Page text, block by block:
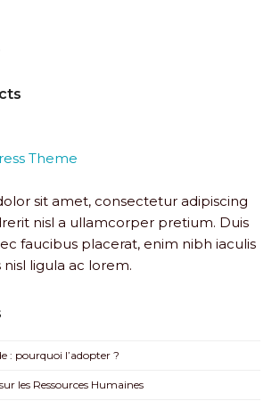
sit amet, consectetur adipiscing
nisl a ullamcorper pretium. Duis
faucibus placerat, enim nibh iaculis
nisl ligula ac lorem.
: pourquoi l’adopter ?
les Ressources Humaines